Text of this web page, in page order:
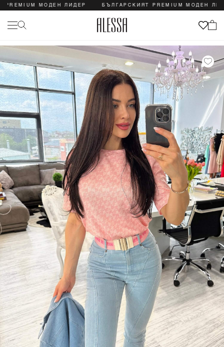
МОДЕН ЛИДЕР БЪЛГАРСКИЯТ PREMIUM МОДЕН ЛИДЕР